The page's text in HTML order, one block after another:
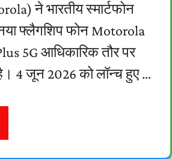
ने भारतीय स्मार्टफोन
फ्लैगशिप फोन Motorola
5G आधिकारिक तौर पर
4 जून 2026 को लॉन्च हुए …